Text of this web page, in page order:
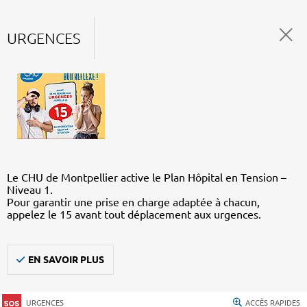
URGENCES
Le CHU de Montpellier active le Plan Hôpital en Tension –
Niveau 1.
Pour garantir une prise en charge adaptée à chacun,
appelez le 15 avant tout déplacement aux urgences.
EN SAVOIR PLUS
URGENCES ACCÈS RAPIDES